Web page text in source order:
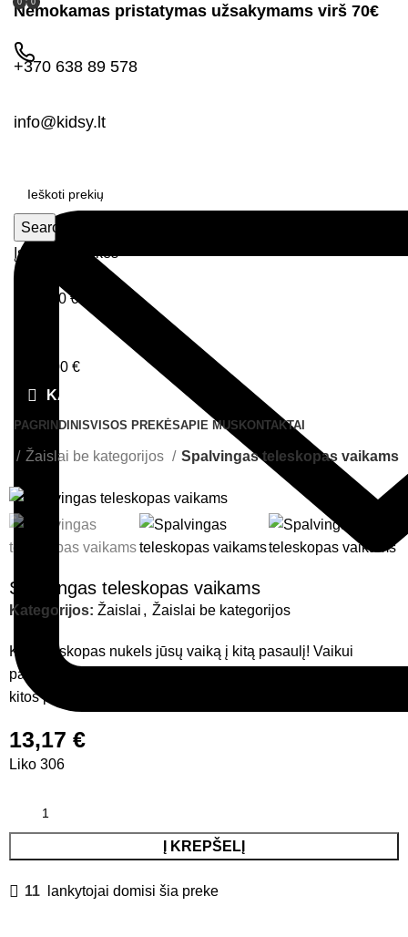
Nemokamas pristatymas užsakymams virš 70€
+370 638 89 578
info@kidsy.lt
Search
Įsimintos prekės
Prisijungimas
0,00€
0
0,00 €
KATEGORIJOS
PAGRINDINISVISOS PREKĖSAPIE MUS KONTAKTAI
Žaislai be kategorijos Spalvingas teleskopas vaikams
Spalvingas teleskopas vaikams
Kategorijos: Žaislai , Žaislai be kategorijos
Kaleidoskopas nukels jūsų vaiką į kitą pasaulį! Vaikui
pakanka pažvelgti į objektyvą ir vaizdą vaikui parodys iš
kitos perspektyvos.
13,17€
Liko 306
Į KREPŠELĮ
11 lankytojai domisi šia preke
0